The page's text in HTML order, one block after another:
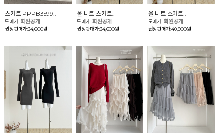
스커트 PPPB3599..
도매가: 회원공개
권장판매가:34,600원
울 니트 스커트..
도매가: 회원공개
권장판매가:34,600원
울 니트 스커트..
도매가:회원공개
권장판매가:40,900원